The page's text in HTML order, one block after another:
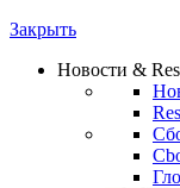
Закрыть
Новости &